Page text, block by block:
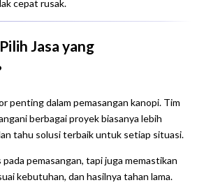
cepat rusak.
Jasa yang
penting dalam pemasangan kanopi. Tim
berbagai proyek biasanya lebih
tahu solusi terbaik untuk setiap situasi.
pemasangan, tapi juga memastikan
kebutuhan, dan hasilnya tahan lama.